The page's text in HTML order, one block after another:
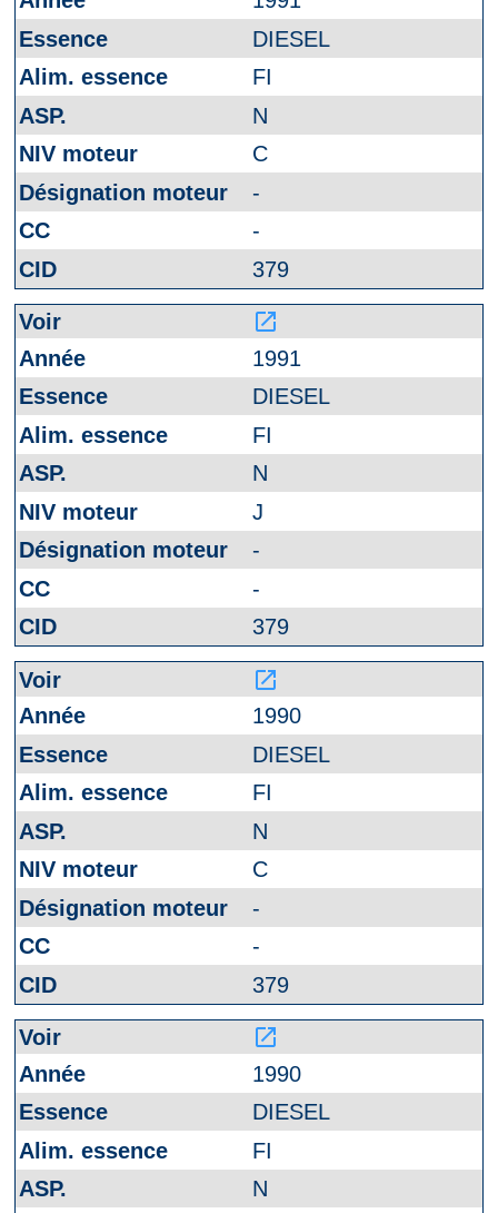
DIESEL
FI
N
C
-
-
379
launch
1991
DIESEL
FI
N
J
-
-
379
launch
1990
DIESEL
FI
N
C
-
-
379
launch
1990
DIESEL
FI
N